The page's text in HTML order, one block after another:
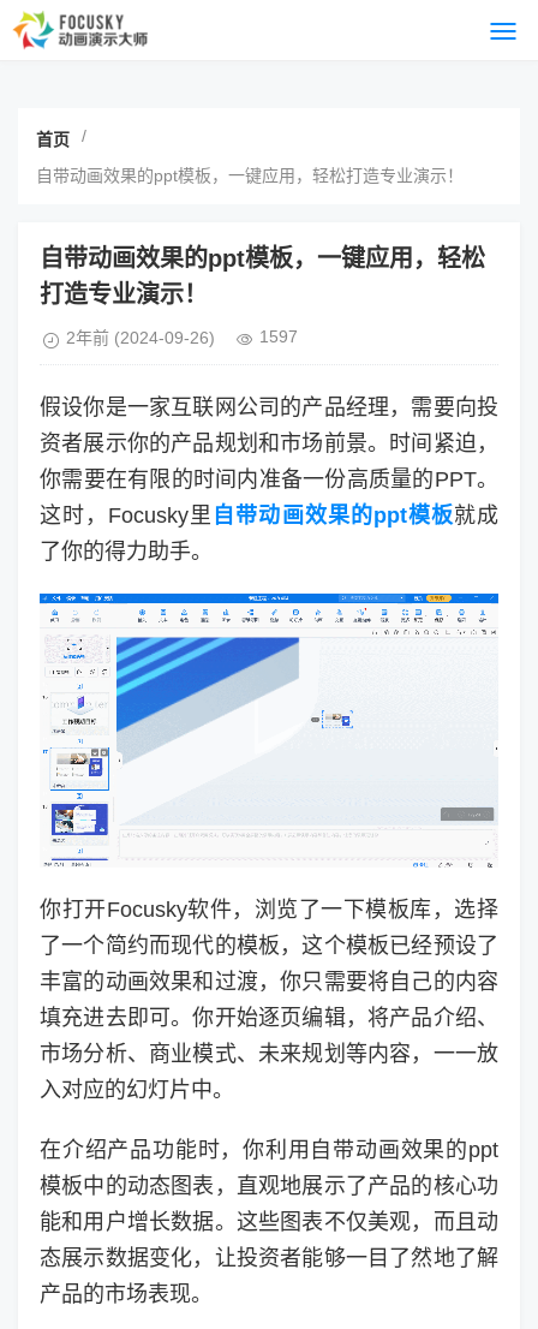
首页 /
自带动画效果的ppt模板，一键应用，轻松打造专业演示！
自带动画效果的ppt模板，一键应用，轻松
打造专业演示！
2年前 (2024-09-26) 1597
假设你是一家互联网公司的产品经理，需要向投
资者展示你的产品规划和市场前景。时间紧迫，
你需要在有限的时间内准备一份高质量的PPT。
这时，Focusky里 自带动画效果的ppt模板就成
了你的得力助手。
你打开Focusky软件，浏览了一下模板库，选择
了一个简约而现代的模板，这个模板已经预设了
丰富的动画效果和过渡，你只需要将自己的内容
填充进去即可。你开始逐页编辑，将产品介绍、
市场分析、商业模式、未来规划等内容，一一放
入对应的幻灯片中。
在介绍产品功能时，你利用自带动画效果的ppt
模板中的动态图表，直观地展示了产品的核心功
能和用户增长数据。这些图表不仅美观，而且动
态展示数据变化，让投资者能够一目了然地了解
产品的市场表现。